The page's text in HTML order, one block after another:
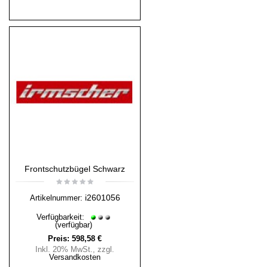
Frontschutzbügel Schwarz
Artikelnummer: i2601056
Verfügbarkeit:
(verfügbar)
Preis: 598,58 €
Inkl. 20% MwSt., zzgl.
Versandkosten